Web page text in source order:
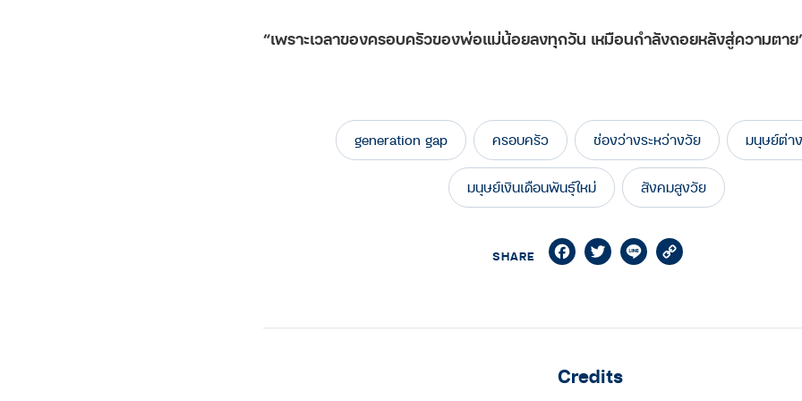
“เพราะเวลาของครอบครัวของพ่อแม่น้อยลงทุกวัน เหมือนกำลังถอยหลังสู่ความตาย
generation gap ครอบครัว ช่องว่างระหว่างวัย มนุษย์ต่า
มนุษย์เงินเดือนพันธุ์ใหม่ สังคมสูงวัย
SHARE FacebookTwitterLine
Credits